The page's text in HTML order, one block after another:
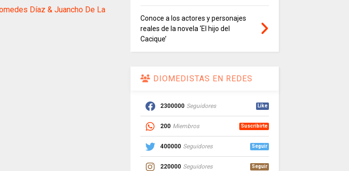
Díaz & Juancho De La
Conoce a los actores y personajes
reales de la novela ‘El hijo del
Cacique’
DIOMEDISTAS EN REDES
2300000 Seguidores Like
200 Miembros Suscribirte
400000 Seguidores Seguir
220000 Seguidores Seguir